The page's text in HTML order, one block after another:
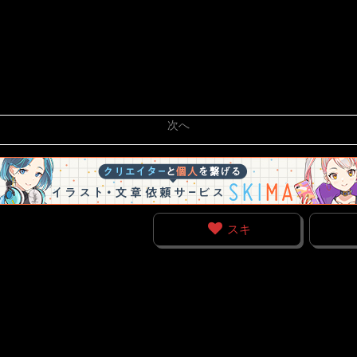
次へ
スキ